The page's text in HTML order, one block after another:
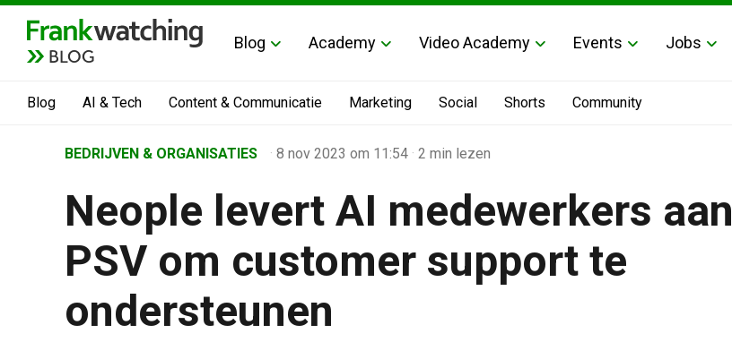
BLOG
Blog Academy Video Academy Events Jobs
Blog AI & Tech Content & Communicatie Marketing Social Shorts Community
Business Channel
›
Alle artikelen
Neople levert AI medewerkers aan PSV om customer support te ondersteunen
BEDRIJVEN & ORGANISATIES · 8 nov 2023 om 11:54 · 2 min lezen
Neople levert AI medewerkers aan
PSV om customer support te
ondersteunen